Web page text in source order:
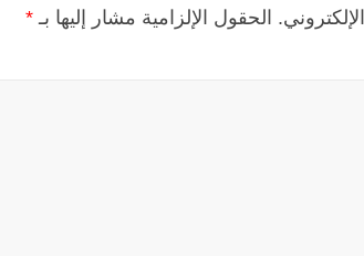
الحقول الإلزامية مشار إليها بـ * 21 فبراير، 2026